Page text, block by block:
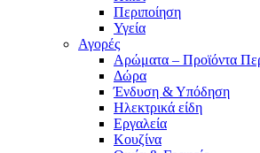
Περιποίηση
Υγεία
Αγορές
Αρώματα – Προϊόντα
Δώρα
Ένδυση & Υπόδηση
Ηλεκτρικά είδη
Εργαλεία
Κουζίνα